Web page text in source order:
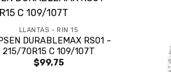
LLANTAS - RIN 15
DURABLEMAX RS01 –
215/70R15 C 109/107T
$99,75